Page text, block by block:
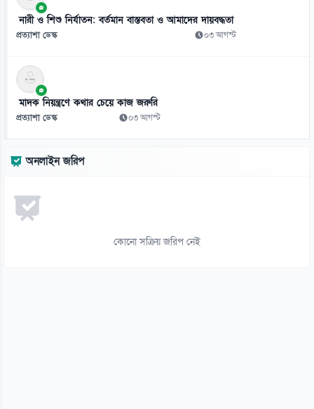
১১
পাসওয়ার্ড নয় এখন ভরসা পাসকী, কীভাবে নিরাপত্তা দেবে?
১২
ভিনিসিয়ুসকে ‘হুমকি’ দিয়ে সুর নরম রিয়ালের, আর্সেনালের নতুন প্রস্তাব
০৬ আগস্ট
১৩
১৪
ইয়েমেনে সামরিক শিবিরে ভয়াবহ হামলা, নিহত ৩০
নারী ও শিশু নির্যাতন: বর্তমান বাস্তবতা ও আমাদের দায়বদ্ধতা
প্রত্যাশা ডেস্ক ০৩ আগস্ট
মাদক নিয়ন্ত্রণে কথার চেয়ে কাজ জরুরি
প্রত্যাশা ডেস্ক ০৩ আগস্ট
অনলাইন জরিপ
কোনো সক্রিয় জরিপ নেই